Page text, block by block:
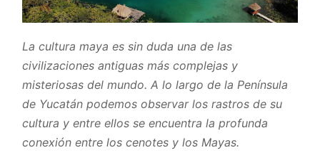
La cultura maya es sin duda una de las
civilizaciones antiguas más complejas y
misteriosas del mundo. A lo largo de la Península
de Yucatán podemos observar los rastros de su
cultura y entre ellos se encuentra la profunda
conexión entre los cenotes y los Mayas.